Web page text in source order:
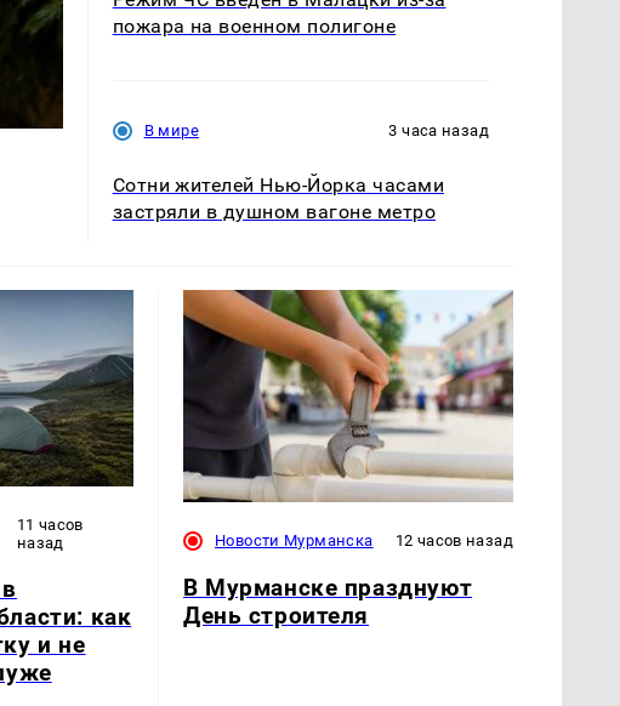
пожара на военном полигоне
В мире 3 часа назад
Сотни жителей Нью-Йорка часами
застряли в душном вагоне метро
11 часов
назад
как
и не
Новости Мурманска 12 часов назад
В Мурманске празднуют
День строителя